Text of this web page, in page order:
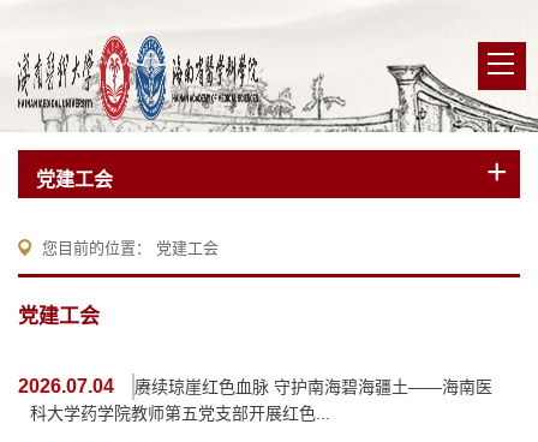
党建工会
您目前的位置： 党建工会
党建工会
2026.07.04
赓续琼崖红色血脉 守护南海碧海疆土——海南医
科大学药学院教师第五党支部开展红色...